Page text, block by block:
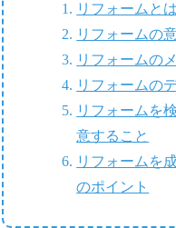
リフォームとは
リフォームの
リフォームの
リフォームの
リフォームを
意すること
リフォームを
のポイント